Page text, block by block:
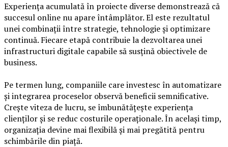
Experiența acumulată în proiecte diverse demonstrează că
succesul online nu apare întâmplător. El este rezultatul
unei combinații între strategie, tehnologie și optimizare
continuă. Fiecare etapă contribuie la dezvoltarea unei
infrastructuri digitale capabile să susțină obiectivele de
business.
Pe termen lung, companiile care investesc în automatizare
și integrarea proceselor observă beneficii semnificative.
Crește viteza de lucru, se îmbunătățește experiența
clienților și se reduc costurile operaționale. În același timp,
organizația devine mai flexibilă și mai pregătită pentru
schimbările din piață.